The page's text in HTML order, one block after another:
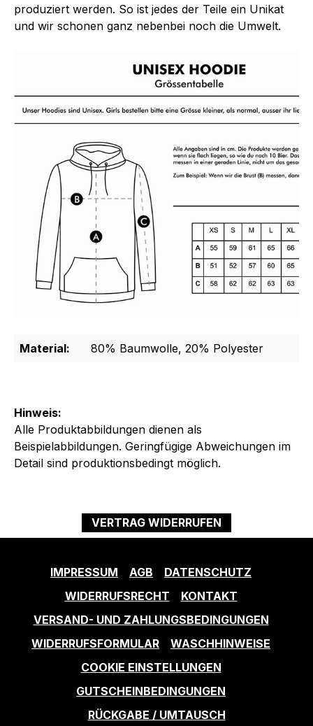
Hinweis:
Alle Produktabbildungen dienen als
Beispielabbildungen. Geringfügige Abweichungen im
Detail sind produktionsbedingt möglich.
produziert werden. So ist jedes der Teile ein Unikat
und wir schonen ganz nebenbei noch die Umwelt.
Material: 80% Baumwolle, 20% Polyester
VERTRAG WIDERRUFEN
IMPRESSUM AGB
DATENSCHUTZ
WIDERRUFSRECHT
KONTAKT
VERSAND- UND ZAHLUNGSBEDINGUNGEN
WIDERRUFSFORMULAR
WASCHHINWEISE
COOKIE EINSTELLUNGEN
GUTSCHEINBEDINGUNGEN
RÜCKGABE / UMTAUSCH